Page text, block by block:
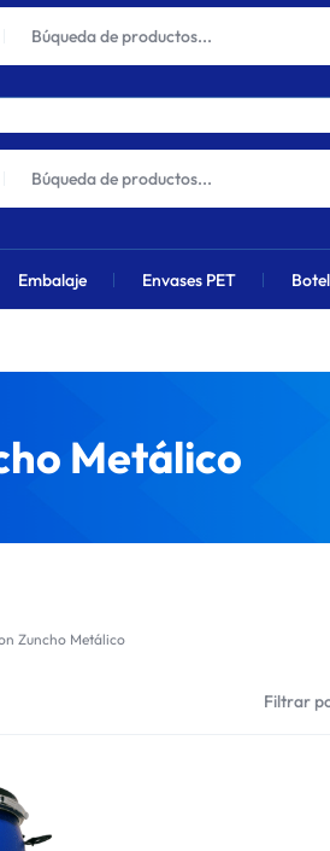
un aumento global próximamente
Embalaje Envases PET
Metálico
Zuncho Metálico
Filtrar